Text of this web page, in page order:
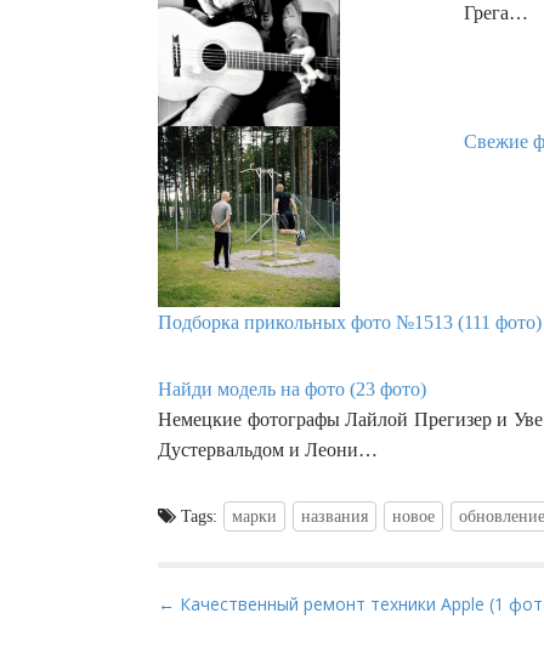
Грега…
Свежие
Подборка прикольных фото №1513 (111 фото)
Найди модель на фото (23 фото)
Немецкие фотографы Лайлой Прегизер и
Дустервальдом и Леони…
Tags: марки названия новое обновление
P
← Качественный ремонт техники Apple (1